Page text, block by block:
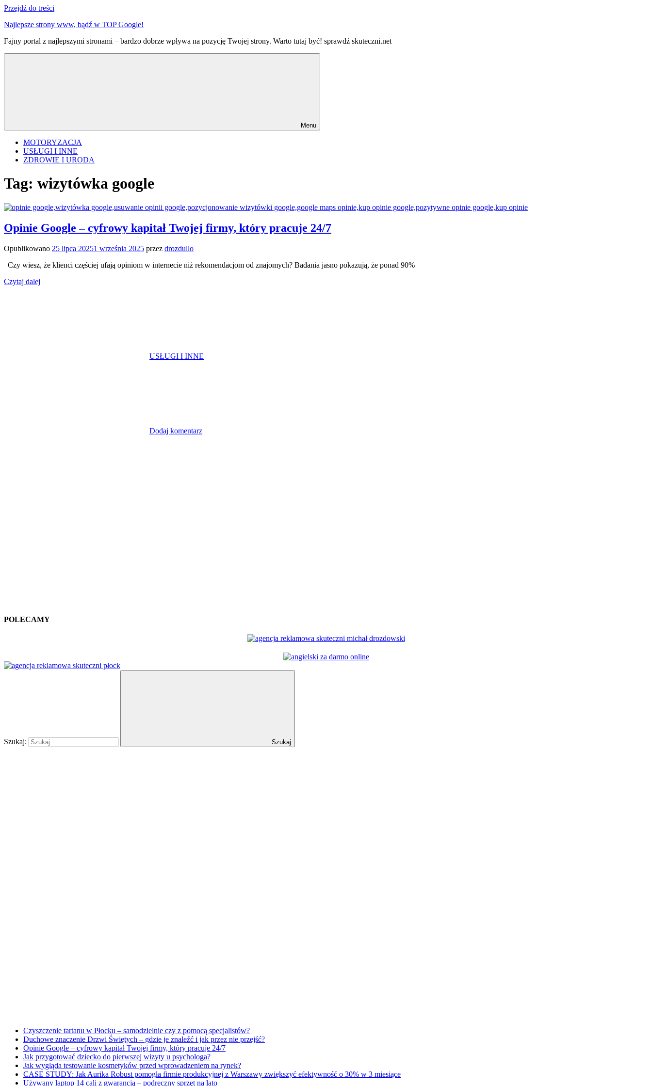
Przejdź do treści
Najlepsze strony www, bądź w TOP Google!
Fajny portal z najlepszymi stronami – bardzo dobrze wpływa na pozycję Twojej strony. Warto tutaj być! sprawdź skuteczni.net
Menu
MOTORYZACJA
USŁUGI I INNE
ZDROWIE I URODA
Tag: wizytówka google
Opinie Google – cyfrowy kapitał Twojej firmy, który pracuje 24/7
Opublikowano 25 lipca 20251 września 2025 przez drozdullo
Czy wiesz, że klienci częściej ufają opiniom w internecie niż rekomendacjom od znajomych? Badania jasno pokazują, że ponad 90%
Czytaj dalej
USŁUGI I INNE
Dodaj komentarz
POLECAMY
Szukaj: Szukaj
Czyszczenie tartanu w Płocku – samodzielnie czy z pomocą specjalistów?
Duchowe znaczenie Drzwi Świętych – gdzie je znaleźć i jak przez nie przejść?
Opinie Google – cyfrowy kapitał Twojej firmy, który pracuje 24/7
Jak przygotować dziecko do pierwszej wizyty u psychologa?
Jak wygląda testowanie kosmetyków przed wprowadzeniem na rynek?
CASE STUDY: Jak Aurika Robust pomogła firmie produkcyjnej z Warszawy zwiększyć efektywność o 30% w 3 miesiące
Używany laptop 14 cali z gwarancją – podręczny sprzęt na lato